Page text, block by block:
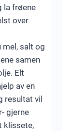
la frøene
over
mel, salt og
samen
Elt
av en
resultat vil
gjerne
klissete,